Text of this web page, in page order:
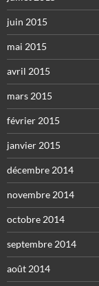
juin 2015
mai 2015
avril 2015
mars 2015
février 2015
janvier 2015
décembre 2014
novembre 2014
octobre 2014
septembre 2014
août 2014